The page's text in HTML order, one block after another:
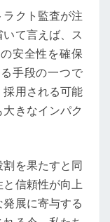
クト監査が注
て言えば、ス
安全性を確保
手段の一つで
用される可能
きなインパク
を果たすと同
信頼性が向上
展に寄与する